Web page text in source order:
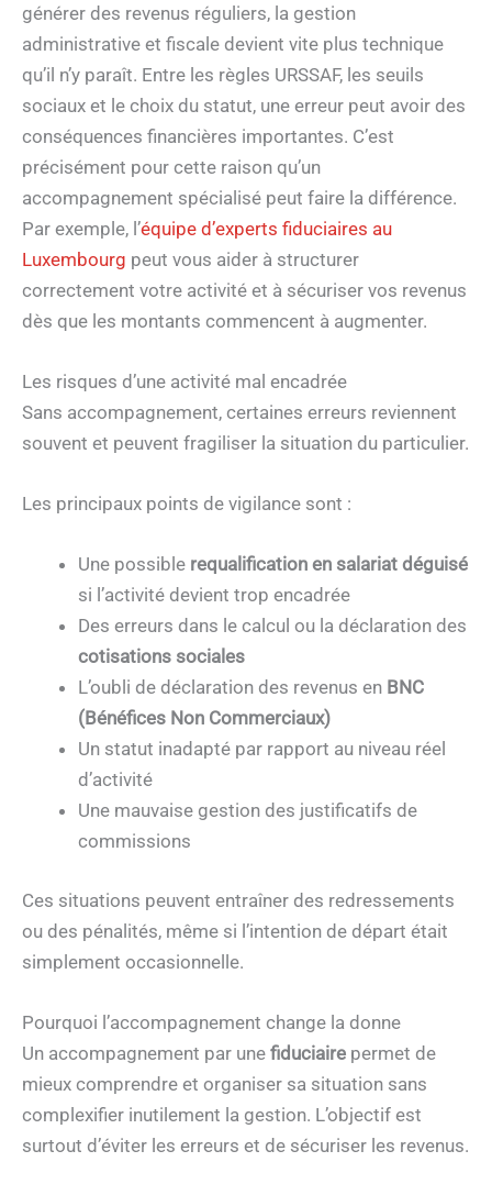
générer des revenus réguliers, la gestion
administrative et fiscale devient vite plus technique
qu’il n’y paraît. Entre les règles URSSAF, les seuils
sociaux et le choix du statut, une erreur peut avoir des
conséquences financières importantes. C’est
précisément pour cette raison qu’un
accompagnement spécialisé peut faire la différence.
Par exemple, l’équipe d’experts fiduciaires au
Luxembourg peut vous aider à structurer
correctement votre activité et à sécuriser vos revenus
dès que les montants commencent à augmenter.
Les risques d’une activité mal encadrée
Sans accompagnement, certaines erreurs reviennent
souvent et peuvent fragiliser la situation du particulier.
Les principaux points de vigilance sont :
Une possible requalification en salariat déguisé
si l’activité devient trop encadrée
Des erreurs dans le calcul ou la déclaration des
cotisations sociales
L’oubli de déclaration des revenus en BNC
(Bénéfices Non Commerciaux)
Un statut inadapté par rapport au niveau réel
d’activité
Une mauvaise gestion des justificatifs de
commissions
Ces situations peuvent entraîner des redressements
ou des pénalités, même si l’intention de départ était
simplement occasionnelle.
Pourquoi l’accompagnement change la donne
Un accompagnement par une fiduciaire permet de
mieux comprendre et organiser sa situation sans
complexifier inutilement la gestion. L’objectif est
surtout d’éviter les erreurs et de sécuriser les revenus.